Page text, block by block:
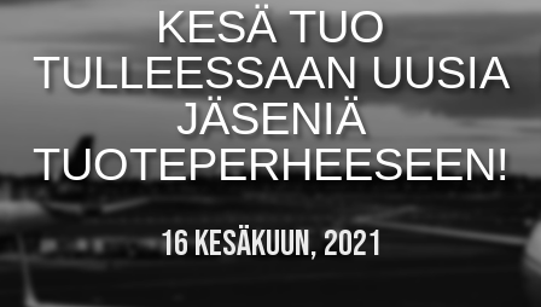
KESÄ TUO
TULLEESSAAN UUSIA
JÄSENIÄ
TUOTEPERHEESEEN!
16 KESÄKUUN, 2021